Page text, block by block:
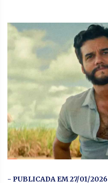
- PUBLICADA EM 27/01/2026